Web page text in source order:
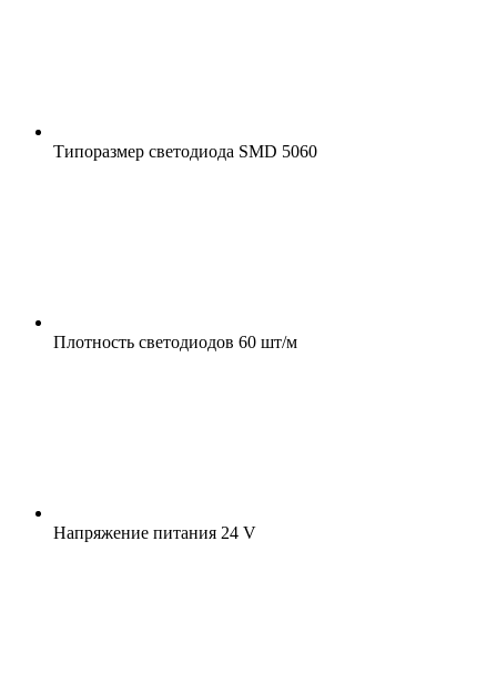
Типоразмер светодиода SMD 5060
Плотность светодиодов 60 шт/м
Напряжение питания 24 V